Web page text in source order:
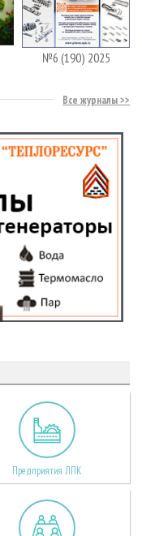
№6 (190) 2025
Все журналы
Предприятия ЛПК